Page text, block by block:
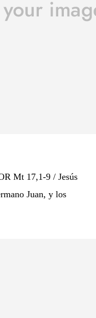
Mt 17,1-9 / Jesús
Juan, y los